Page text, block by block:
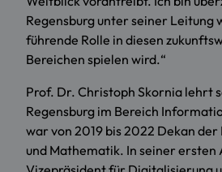
Regensburg unter seiner Leitung
führende Rolle in diesen
Bereichen spielen wird.“
Prof. Dr. Christoph Skornia lehrt
Regensburg im Bereich
war von 2019 bis 2022 Dekan
und Mathematik. In seiner ersten